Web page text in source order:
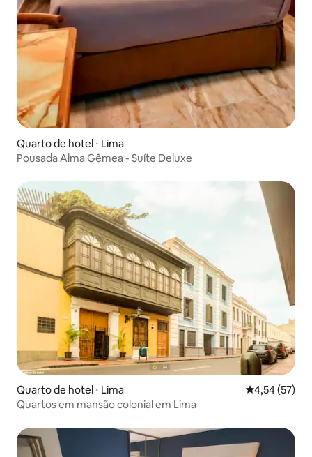
Quarto de hotel ⋅ Lima
Pousada Alma Gêmea - Suíte Deluxe
Quarto de hotel ⋅ Lima 4,54 de uma
4,54 (57)
Quartos em mansão colonial em Lima